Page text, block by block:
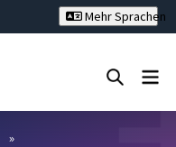
Mehr Sprachen